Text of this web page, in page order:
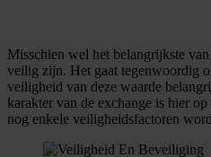
Misschien wel het belangrijkste
veilig zijn. Het gaat tegenwoordig
veiligheid van deze waarde
karakter van de exchange is hier
nog enkele veiligheidsfactoren